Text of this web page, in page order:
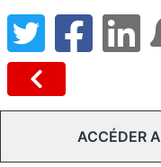
ACCÉDER